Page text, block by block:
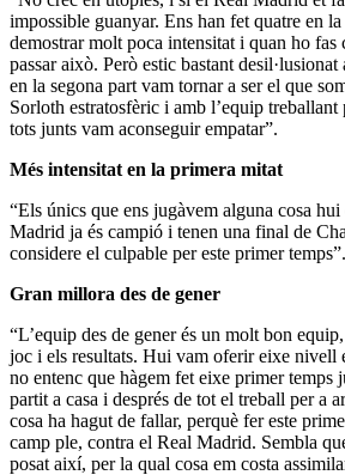
impossible guanyar. Ens han fet quatre en
demostrar molt poca intensitat i quan ho fas
passar això. Però estic bastant
en la segona part vam tornar a ser el que
Sorloth estratosfèric i amb l’equip treballant
tots junts vam aconseguir empatar”.
Més intensitat en la primera mitat
“Els únics que ens jugàvem alguna cosa
Madrid ja és campió i tenen una final de
considere el culpable per este primer temps”.
Gran millora des de gener
“L’equip des de gener és un molt bon
joc i els resultats. Hui vam oferir eixe nivell
no entenc que hàgem fet eixe primer temps
partit a casa i després de tot el treball per a
cosa ha hagut de fallar, perquè fer este
camp ple, contra el Real Madrid. Sembla
posat així, per la qual cosa em costa